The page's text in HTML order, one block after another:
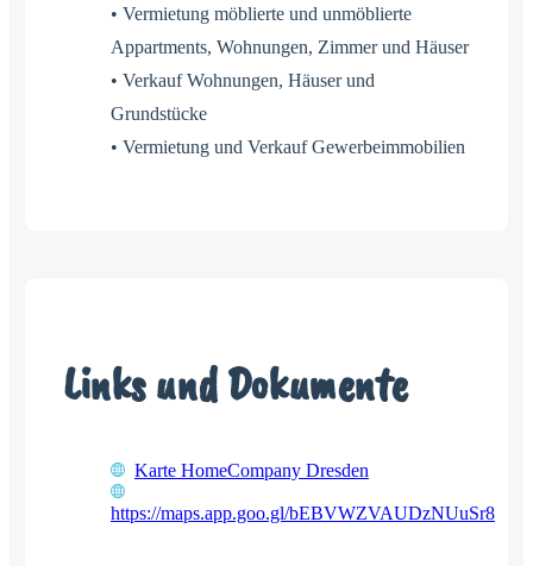
• Vermietung möblierte und unmöblierte
Appartments, Wohnungen, Zimmer und Häuser
• Verkauf Wohnungen, Häuser und
Grundstücke
• Vermietung und Verkauf Gewerbeimmobilien
Links und Dokumente
Karte HomeCompany Dresden
https://maps.app.goo.gl/bEBVWZVAUDzNUuSr8